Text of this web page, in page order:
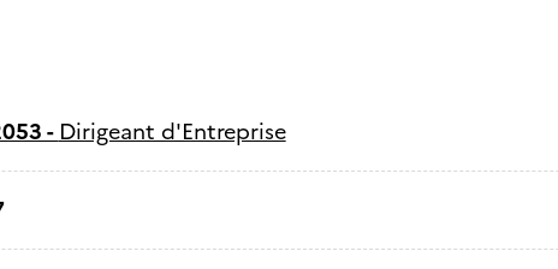
- Dirigeant d'Entreprise